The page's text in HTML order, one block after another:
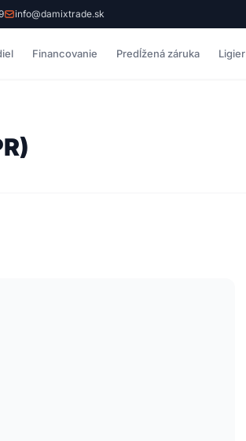
info@damixtrade.sk
Financovanie Predĺžená záruka Ligier